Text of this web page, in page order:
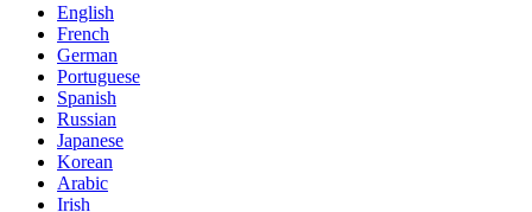
English
French
German
Portuguese
Spanish
Russian
Japanese
Korean
Arabic
Irish